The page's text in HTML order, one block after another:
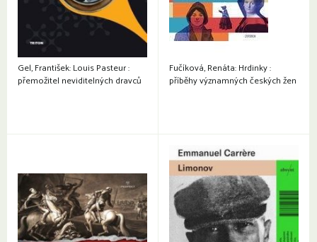
Gel, František: Louis Pasteur :
přemožitel neviditelných dravců
Fučíková, Renáta: Hrdinky :
příběhy významných českých žen